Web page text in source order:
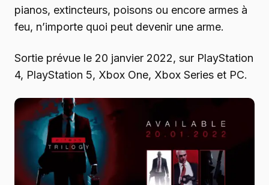
pianos, extincteurs, poisons ou encore armes à
feu, n’importe quoi peut devenir une arme.
Sortie prévue le 20 janvier 2022, sur PlayStation
4, PlayStation 5, Xbox One, Xbox Series et PC.